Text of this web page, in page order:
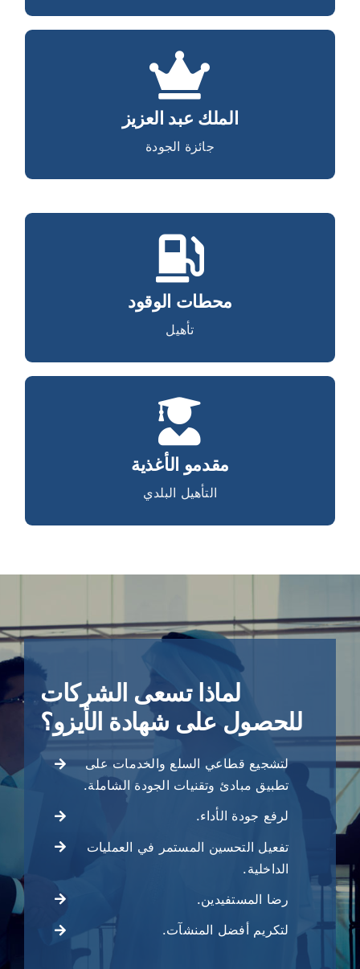
الملك عبد العزيز
جائزة الجودة
الملك عبد العزيز
محطات الوقود
تأهيل
تأهيل محطات الوقود
مقدمو الأغذية
التأهيل البلدي
التأهيل البلدي لمقدمي الأغذية
لماذا تسعى الشركات
للحصول على شهادة الأيزو؟
لتشجيع قطاعي السلع والخدمات على
تطبيق مبادئ وتقنيات الجودة الشاملة.
لرفع جودة الأداء.
تفعيل التحسين المستمر في العمليات
الداخلية.
رضا المستفيدين.
لتكريم أفضل المنشآت.